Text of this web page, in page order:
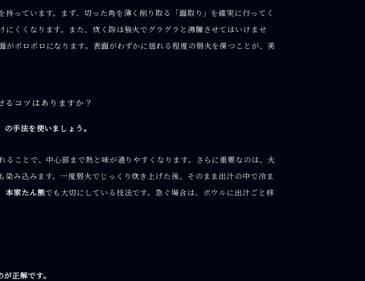
っています。まず、切った角を薄く削り取る「面取り」を確実に行ってく
くくなります。また、炊く際は強火でグラグラと沸騰させてはいけませ
ボロボロになります。表面がわずかに揺れる程度の弱火を保つことが、美
コツはありますか？
手法を使いましょう。
ことで、中心部まで熱と味が通りやすくなります。さらに重要なのは、火
み込みます。一度弱火でじっくり炊き上げた後、そのまま出汁の中で冷ま
家たん熊でも大切にしている技法です。急ぐ場合は、ボウルに出汁ごと移
正解です。